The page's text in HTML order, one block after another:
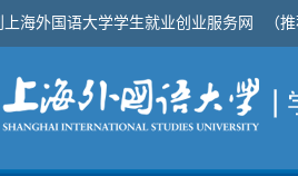
上海外国语大学学生就业创业服务网 （